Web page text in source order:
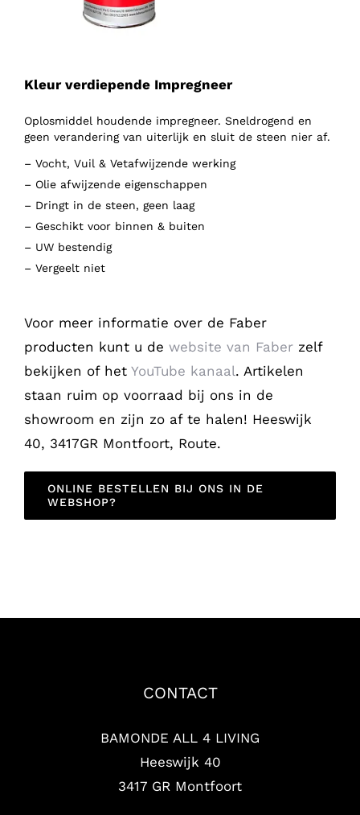
Kleur verdiependeImpregneer
Oplosmiddel houdende impregneer. Sneldrogend en
geen verandering van uiterlijk en sluit de steen nier af.
– Vocht, Vuil & Vetafwijzende werking
– Olie afwijzende eigenschappen
– Dringt in de steen, geen laag
– Geschikt voor binnen & buiten
– UW bestendig
– Vergeelt niet
Voor meer informatie over de Faber
producten kunt u de website van Faberzelf
bekijken of het YouTube kanaal. Artikelen
staan ruim op voorraad bij ons in de
showroom en zijn zo af te halen! Heeswijk
40, 3417GR Montfoort, Route.
ONLINE BESTELLEN BIJ ONS IN DE
WEBSHOP?
CONTACT
BAMONDE ALL 4 LIVING
Heeswijk 40
3417 GR Montfoort